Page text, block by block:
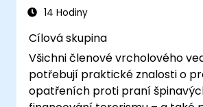
14 Hodiny
Cílová skupina
Všichni členové vrcholového
potřebují praktické znalosti o
opatřeních proti praní